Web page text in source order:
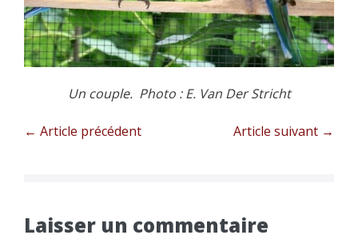
Un couple. Photo : E. Van Der Stricht
Navigation
← Article précédent Article suivant →
Laisser un commentaire